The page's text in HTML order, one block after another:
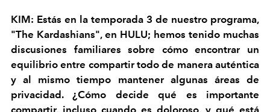
KIM: Estás en la temporada 3 de nuestro programa,
"The Kardashians", en HULU; hemos tenido muchas
discusiones familiares sobre cómo encontrar un
equilibrio entre compartir todo de manera auténtica
y al mismo tiempo mantener algunas áreas de
privacidad. ¿Cómo decide qué es importante
compartir, incluso cuando es doloroso, y qué está